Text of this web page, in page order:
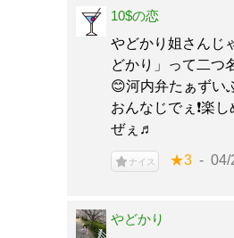
10$の恋
やどかり姐さんじ
どかり」って二つ
😊河内弁たぁずい
おんなじでぇ❗楽
ぜぇ♬
ナイス ★3 04/
やどかり